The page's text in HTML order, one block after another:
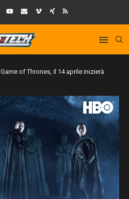
Game of Thrones, il 14 aprile inizierà